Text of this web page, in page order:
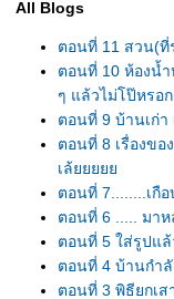
All Blogs
ตอนที่ 11 สวน(ที่
ตอนที่ 10 ห้องน้
ๆ แล้วไม่โป๊หรอก
ตอนที่ 9 บ้านเก่
ตอนที่ 8 เรื่องขอ
เล้
ตอนที่ 7........เกื
ตอนที่ 6 ..... มาห
ตอนที่ 5 ใส่รูปแ
ตอนที่ 4 บ้านกำ
ตอนที่ 3 พิธียกเส